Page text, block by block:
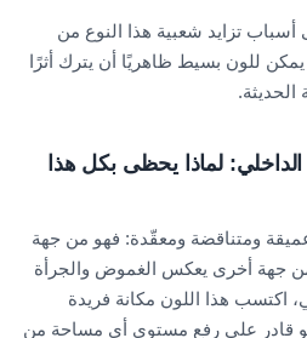
تزايد شعبية هذا النوع من
للون بسيط ظاهريًا أن يترك أثرًا
لماذا يحظى بكل هذا
ومتناقضة ومعقّدة: فهو من جهة
جهة أخرى يعكس الغموض والجرأة
اكتسب هذا اللون مكانة فريدة
قادر على رفع مستوى أي مساحة من